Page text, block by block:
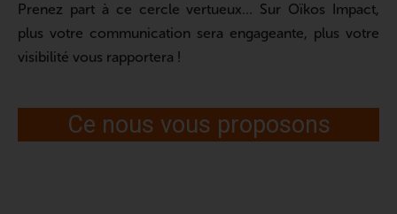
Prenez part à ce cercle vertueux… Sur Oïkos Impact,
plus votre communication sera engageante, plus votre
visibilité vous rapportera !
Ce nous vous proposons